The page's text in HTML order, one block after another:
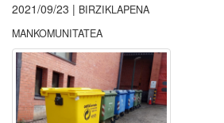
2021/09/23 | BIRZIKLAPENA
MANKOMUNITATEA